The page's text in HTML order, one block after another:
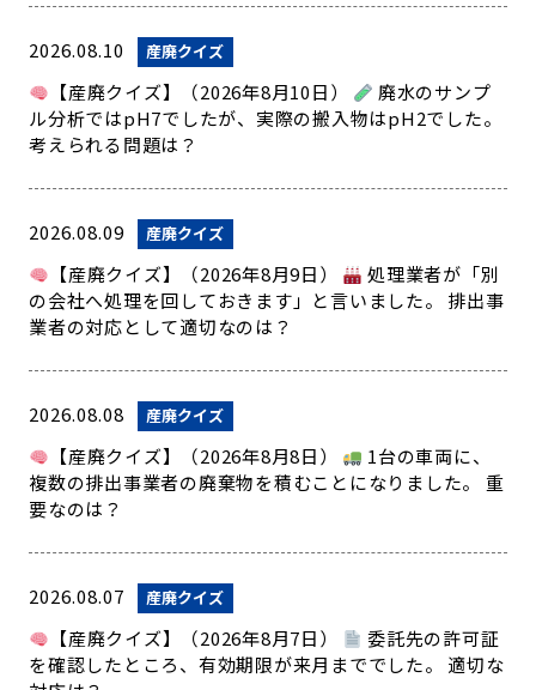
2026.08.10 産廃クイズ
【産廃クイズ】（2026年8月10日）
廃水のサンプ
ル分析ではpH7でしたが、実際の搬入物はpH2でした。
考えられる問題は？
2026.08.09 産廃クイズ
【産廃クイズ】（2026年8月9日）
処理業者が「別
の会社へ処理を回しておきます」と言いました。 排出事
業者の対応として適切なのは？
2026.08.08 産廃クイズ
【産廃クイズ】（2026年8月8日）
1台の車両に、
複数の排出事業者の廃棄物を積むことになりました。 重
要なのは？
2026.08.07 産廃クイズ
【産廃クイズ】（2026年8月7日）
委託先の許可証
を確認したところ、有効期限が来月まででした。 適切な